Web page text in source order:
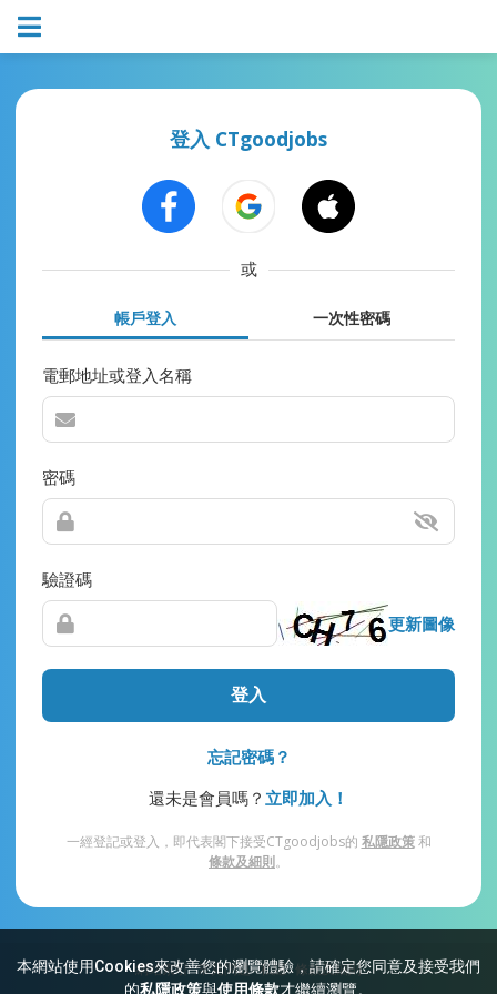
本網站使用Cookies來改善您的瀏覽體驗，請確定您同意及接受我們
的私隱政策與使用條款才繼續瀏覽。
登入 CTgoodjobs
或
帳戶登入 一次性密碼
電郵地址或登入名稱
密碼
驗證碼
更新圖像
登入
忘記密碼？
還未是會員嗎？ 立即加入！
一經登記或登入，即代表閣下接受CTgoodjobs的 私隱政策和
條款及細則。
網站索引 常見問題 私隱 條款及細則